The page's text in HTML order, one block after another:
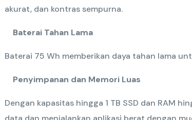
akurat, dan kontras sempurna.
Baterai Tahan Lama
Baterai 75 Wh memberikan daya tahan lama
Penyimpanan dan Memori Luas
Dengan kapasitas hingga 1 TB SSD dan RAM